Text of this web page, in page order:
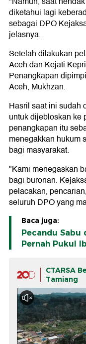
diketahui lagi
sebagai DPO
jelasnya.
Setelah dilakukan
Aceh dan Kejati
Penangkapan
Aceh, Mukhzan.
Hasril saat ini sudah
untuk dijebloskan ke
penangkapan itu
menegakkan hukum
bagi masyarakat.
"Kami menegaskan
bagi buronan.
pelacakan,
seluruh DPO yang
Baca juga:
Pecandu
Pernah Pukul
CTARSA
Tamiang